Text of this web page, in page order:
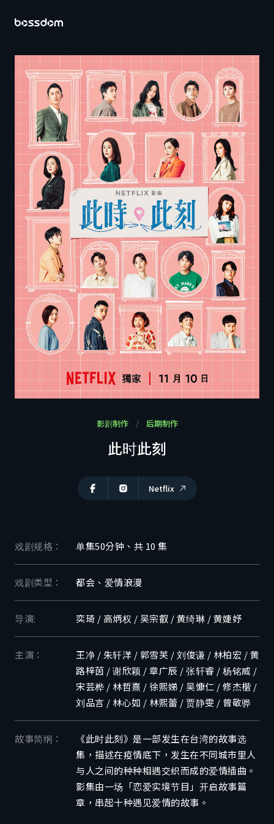
首页
关于百聿
营运内容
投资人专区
公司资料
财务资讯
股务讯息
公司治理
重大讯息及公开资讯查询
利害关系人专区
商洽联系
CH EN ZH
影剧制作 后期制作
此时此刻
Netflix
戏剧规格： 单集50分钟、共 10 集
戏剧类型： 都会、爱情浪漫
导演: 奕琦 / 高炳权 / 吴宗叡 / 黄绮琳 / 黄婕妤
主演：
王净 / 朱轩洋 / 郭雪芙 / 刘俊谦 / 林柏宏 / 黄
路梓茵 / 谢欣颖 / 章广辰 / 张轩睿 / 杨铭威 /
宋芸桦 / 林哲熹 / 徐熙娣 / 吴慷仁 / 修杰楷 /
刘品言 / 林心如 / 林熙蕾 / 贾静雯 / 曾敬骅
故事简纲：
《此时此刻》是一部发生在台湾的故事选
集，描述在疫情底下，发生在不同城市里人
与人之间的种种相遇交织而成的爱情插曲。
影集由一场「恋爱实境节目」开启故事篇
章，串起十种遇见爱情的故事。